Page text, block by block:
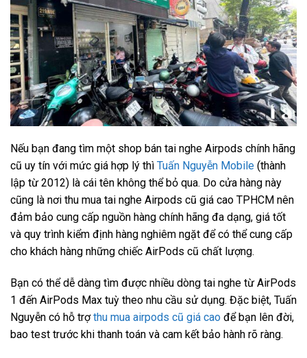
Nếu bạn đang tìm một shop bán tai nghe Airpods chính hãng
cũ uy tín với mức giá hợp lý thì Tuấn Nguyễn Mobile (thành
lập từ 2012) là cái tên không thể bỏ qua. Do cửa hàng này
cũng là nơi thu mua tai nghe Airpods cũ giá cao TPHCM nên
đảm bảo cung cấp nguồn hàng chính hãng đa dạng, giá tốt
và quy trình kiểm định hàng nghiêm ngặt để có thể cung cấp
cho khách hàng những chiếc AirPods cũ chất lượng.
Bạn có thể dễ dàng tìm được nhiều dòng tai nghe từ AirPods
1 đến AirPods Max tuỳ theo nhu cầu sử dụng. Đặc biệt, Tuấn
Nguyễn có hỗ trợthu mua airpods cũ giá cao để bạn lên đời,
bao test trước khi thanh toán và cam kết bảo hành rõ ràng.